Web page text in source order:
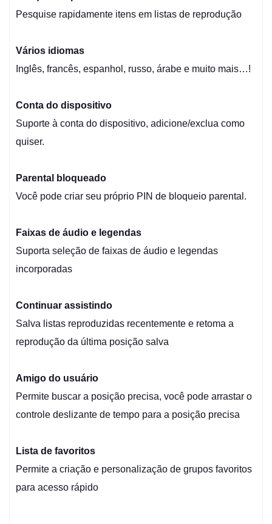
Pesquise rapidamente itens em listas de reprodução
Vários idiomas
Inglês, francês, espanhol, russo, árabe e muito mais…!
Conta do dispositivo
Suporte à conta do dispositivo, adicione/exclua como
quiser.
Parental bloqueado
Você pode criar seu próprio PIN de bloqueio parental.
Faixas de áudio e legendas
Suporta seleção de faixas de áudio e legendas
incorporadas
Continuar assistindo
Salva listas reproduzidas recentemente e retoma a
reprodução da última posição salva
Amigo do usuário
Permite buscar a posição precisa, você pode arrastar o
controle deslizante de tempo para a posição precisa
Lista de favoritos
Permite a criação e personalização de grupos favoritos
para acesso rápido